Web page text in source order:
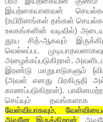
இயற்கையானவள்
(உயிரினங்கள் தங்கள்
உலகங்களின் வடிவில்)
தூய சித்-ஆகவும்
வெல்லப்பட
அழைக்கப்படுகிறாள்.
இரண்டு மாறுபாடுகளும்
(அவள் எனது பிரகிருதி
காணப்படுகிறாள்).
செய்யும் தவங்களாக
வேள்வியாகவும்,